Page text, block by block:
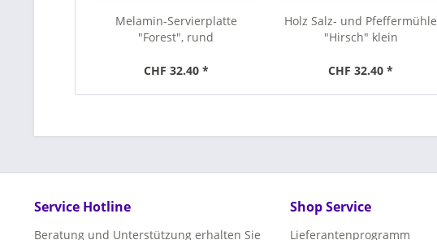
Melamin-Servierplatte
"Forest", rund
CHF 32.40 *
Holz Salz- und Pfeffermühle
"Hirsch" klein
CHF 32.40 *
Service Hotline
Beratung und Unterstützung erhalten Sie
Shop Service
Lieferantenprogramm